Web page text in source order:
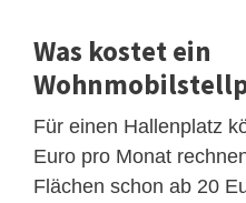
Was kostet ein
Für einen Hallenplatz
Euro pro Monat
Flächen schon ab 20